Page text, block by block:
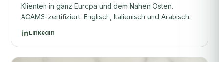
Klienten in ganz Europa und dem Nahen Osten.
ACAMS-zertifiziert. Englisch, Italienisch und Arabisch.
LinkedIn